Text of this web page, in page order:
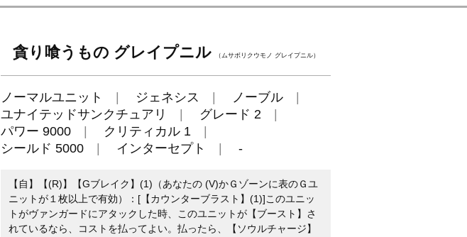
貪り喰うもの グレイプニル （ムサボリクウモノ グレイプニル）
ノーマルユニット ジェネシス
ノーブル
ユナイテッドサンクチュアリ
グレード 2
パワー 9000
クリティカル 1
シールド 5000
インターセプト -
【自】【(R)】【Gブレイク】(1)（あなたの (V)かＧゾーンに表のＧユ
ニットが１枚以上で有効）：[【カウンターブラスト】(1)]このユニッ
トがヴァンガードにアタックした時、このユニットが【ブースト】さ
れているなら、コストを払ってよい。払ったら、【ソウルチャージ】